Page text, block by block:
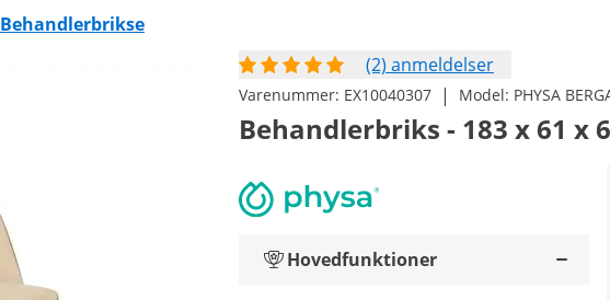
Behandlerbrikse
(2) anmeldelser
Varenummer: EX10040307 | Model: PHYSA
Behandlerbriks - 183 x 61 x
Hovedfunktioner